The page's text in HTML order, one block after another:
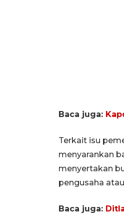
Baca juga:
Terkait isu
menyarankan
menyertakan
pengusaha
Baca juga: